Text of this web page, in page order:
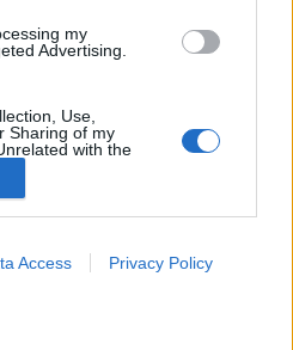
my
Advertising.
Use,
Sharing of my
with the
collected.
Access Privacy Policy